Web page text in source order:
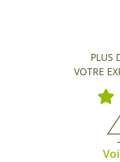
PLUS
VOTRE